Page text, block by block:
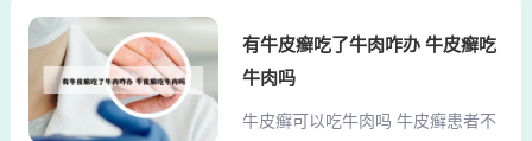
泄，体内的有害物质可以伴随汗液
排出体外，不会引起体内垃圾的堆
皮癣加重和复发的几率下降许多；
过度疲劳。适当锻炼身体，增强体
质，提高机体免疫力，有助于减轻
季皮肤干燥，牛皮癣患者应避免搔
有牛皮癣吃了牛肉咋办 牛皮癣吃
牛肉吗
牛皮癣可以吃牛肉吗 牛皮癣患者不